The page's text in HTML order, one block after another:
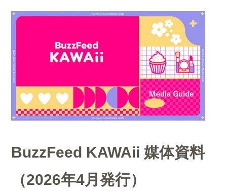
BuzzFeed KAWAii 媒体資料
（2026年4月発行）